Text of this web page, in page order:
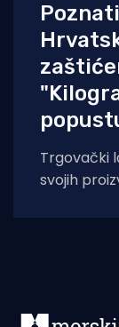
Trgovački
svojih